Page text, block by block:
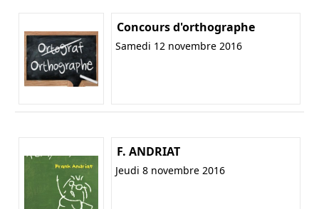
Concours d'orthographe
Samedi 12 novembre 2016
F. ANDRIAT
Jeudi 8 novembre 2016